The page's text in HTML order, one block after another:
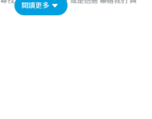
閱讀更多